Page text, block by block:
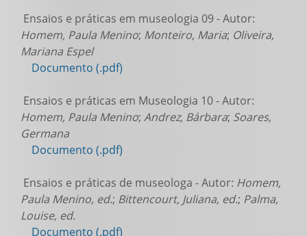
Ensaios e práticas em museologia 09 - Autor:
Homem, Paula Menino; Monteiro, Maria; Oliveira,
Mariana Espel
Documento (.pdf)
Ensaios e práticas em Museologia 10 - Autor:
Homem, Paula Menino; Andrez, Bárbara; Soares,
Germana
Documento (.pdf)
Ensaios e práticas de museologa - Autor: Homem,
Paula Menino, ed.; Bittencourt, Juliana, ed.; Palma,
Louise, ed.
Documento (.pdf)